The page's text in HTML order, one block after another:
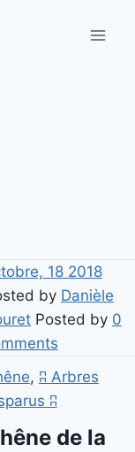
18 2018
by Danièle
Posted by 0
, ʭ Arbres
ʭ
de la